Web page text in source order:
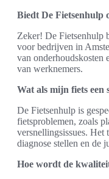
Biedt De Fietsenhulp
Zeker! De Fietsenhulp
voor bedrijven in
van onderhoudskosten
van werknemers.
Wat als mijn fiets een
De Fietsenhulp is
fietsproblemen, zoals
versnellingsissues. Het
diagnose stellen en de
Hoe wordt de